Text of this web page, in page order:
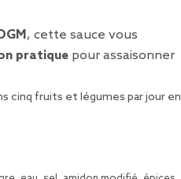
, cette sauce vous
pratique pour assaisonner
cinq fruits et légumes par jour en